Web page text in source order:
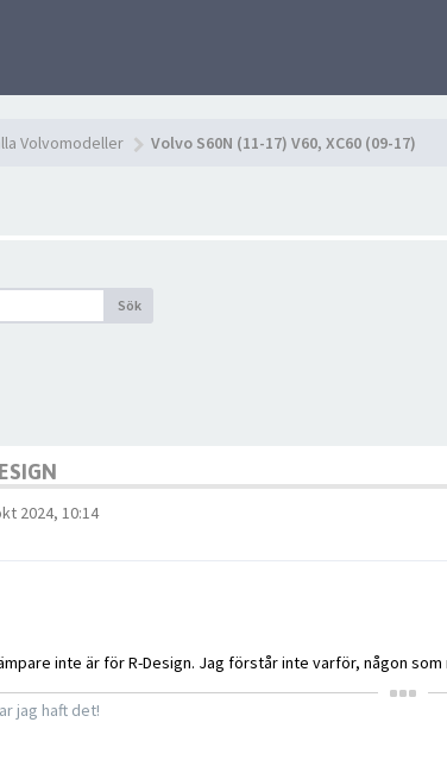
Volvomodeller Volvo S60N (11-17) V60, XC60 (09-17)
Sök
2024, 10:14
inte är för R-Design. Jag förstår inte varför, någon som
jag haft det!